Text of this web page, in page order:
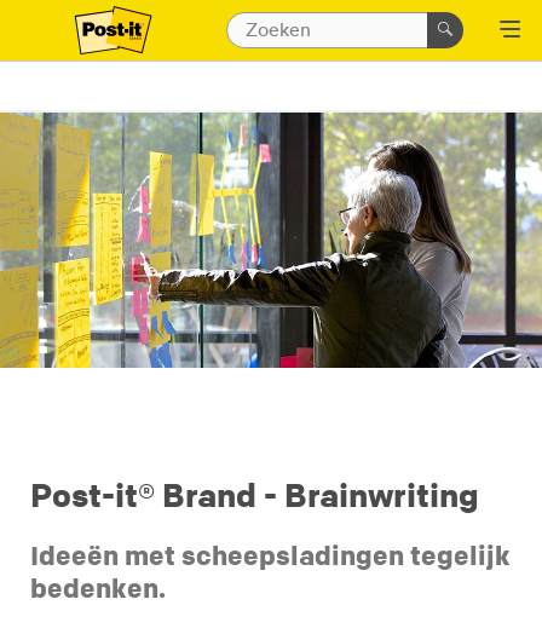
Post-it® Brand - Brainwriting
Ideeën met scheepsladingen tegelijk
bedenken.